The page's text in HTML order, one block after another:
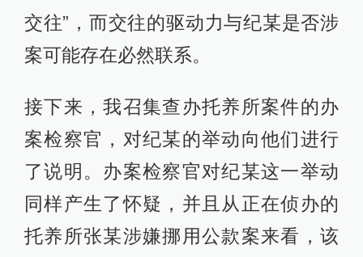
交往”，而交往的驱动力与纪某是否涉
案可能存在必然联系。
接下来，我召集查办托养所案件的办
案检察官，对纪某的举动向他们进行
了说明。办案检察官对纪某这一举动
同样产生了怀疑，并且从正在侦办的
托养所张某涉嫌挪用公款案来看，该